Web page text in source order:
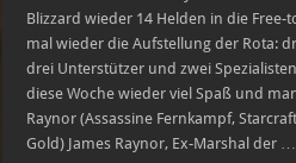
Blizzard wieder 14 Helden in die Free-
mal wieder die Aufstellung der Rota:
drei Unterstützer und zwei
diese Woche wieder viel Spaß und
Raynor (Assassine Fernkampf,
Gold) James Raynor, Ex-Marshal der …